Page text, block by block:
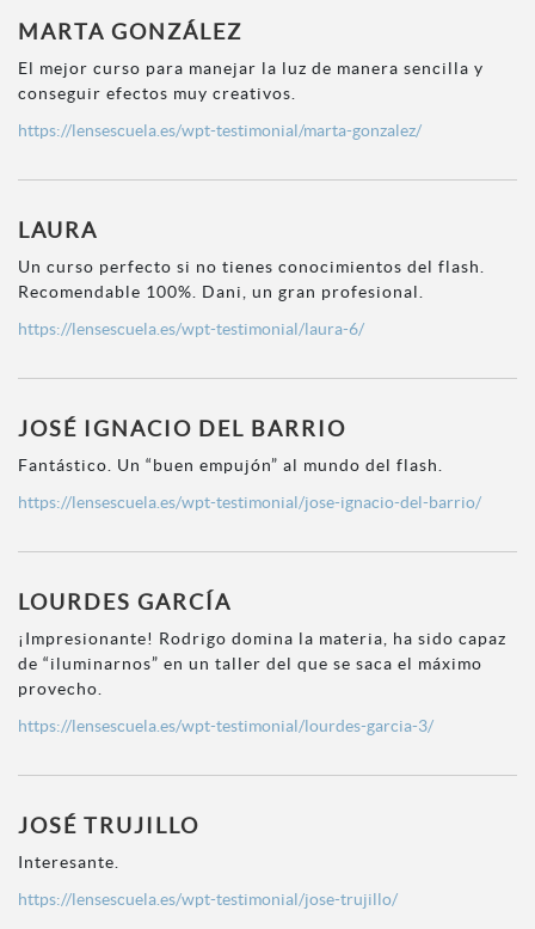
MARTA GONZÁLEZ
El mejor curso para manejar la luz de manera sencilla y
conseguir efectos muy creativos.
https://lensescuela.es/wpt-testimonial/marta-gonzalez/
LAURA
Un curso perfecto si no tienes conocimientos del flash.
Recomendable 100%. Dani, un gran profesional.
https://lensescuela.es/wpt-testimonial/laura-6/
JOSÉ IGNACIO DEL BARRIO
Fantástico. Un “buen empujón” al mundo del flash.
https://lensescuela.es/wpt-testimonial/jose-ignacio-del-barrio/
LOURDES GARCÍA
¡Impresionante! Rodrigo domina la materia, ha sido capaz
de “iluminarnos” en un taller del que se saca el máximo
provecho.
https://lensescuela.es/wpt-testimonial/lourdes-garcia-3/
JOSÉ TRUJILLO
Interesante.
https://lensescuela.es/wpt-testimonial/jose-trujillo/